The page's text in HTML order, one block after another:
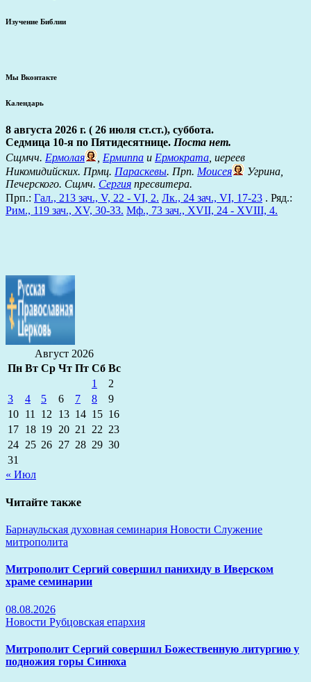
Изучение Библии
Мы Вконтакте
Календарь
8 августа 2026 г. ( 26 июля ст.ст.), суббота.
Седмица 10-я по Пятидесятнице. Поста нет.
Сщмчч. Ермолая , Ермиппа и Ермократа, иереев
Никомидийских. Прмц. Параскевы. Прп. Моисея
Угрина,
Печерского. Сщмч. Сергия пресвитера.
Прп.: Гал., 213 зач., V, 22 - VI, 2. Лк., 24 зач., VI, 17-23 . Ряд.:
Рим., 119 зач., XV, 30-33. Мф., 73 зач., XVII, 24 - XVIII, 4.
Август 2026
Пн Вт Ср Чт Пт Сб Вс
1
2
3
4 5 6 7 8
9
10 11 12 13 14 15 16
17 18 19 20 21 22 23
24 25 26 27 28 29 30
31
« Июл
Читайте также
Барнаульская духовная семинария Новости Служение
митрополита
Митрополит Сергий совершил панихиду в Иверском
храме семинарии
08.08.2026
Новости Рубцовская епархия
Митрополит Сергий совершил Божественную литургию у
подножия горы Синюха